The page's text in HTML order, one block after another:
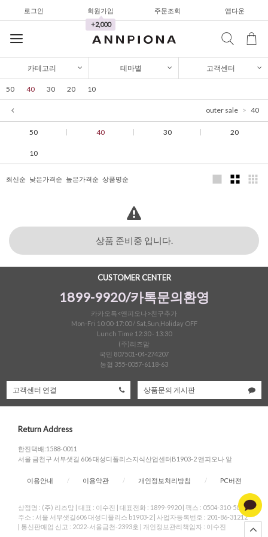
로그인
회원가입
+2,000
주문조회 앱다운
와이드팬츠
한정세일
셔츠&블라우스
가디건/니트
와이드팬츠
셔츠&블라우스
와이드팬츠
카테고리 테마별 고객센터
50 40 30 20 10
outer sale 40
50 40 30 20
10
최신순 낮은가격순 높은가격순 상품명순
상품 준비중 입니다.
CUSTOMER CENTER
1899-9920/카톡문의환영
카카오톡<앤피오나>친구추가
Mon-Fri 10:00-17:00 / Sat,Sun,Holiday OFF
Lunch Time 12:30 - 13:30
(주)리즈맘
국민 807501-04-274207
농협 355-0057-6118-63
고객센터 연결 상품문의 게시판
Return Address
한진택배:1588-0011
서울 금천구 서부샛길 606 대성디폴리스지식산업센터B1903-2 앤피오나 앞
이용안내 / 이용약관 / 개인정보처리방침 / PC버젼
상점명 : (주) 리즈맘 대표 : 이수진 대표전화 : 1899-9920 팩스 : 0504-310-5004
주소 : 서울 서부샛길606 대성디폴리스 b1903-2
사업자등록번호 : 201-86-31212
통신판매업 신고 : 2022-서울금천-2393호 개인정보관리책임자 : 이수진